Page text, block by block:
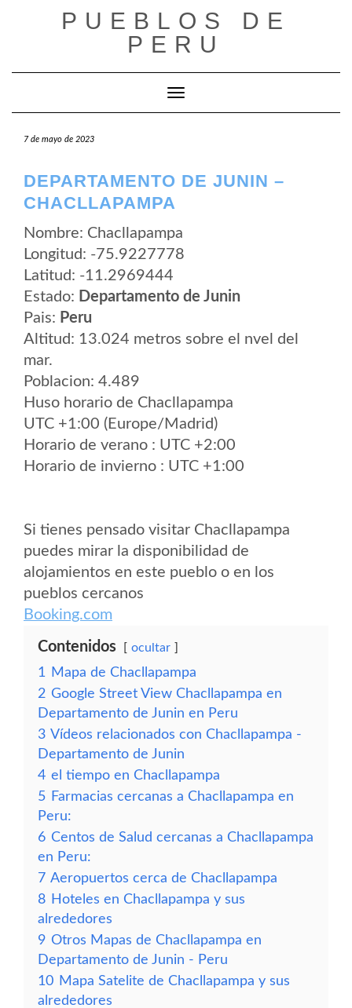
PUEBLOS DE
PERU
Cambiar modo de navegación
7 de mayo de 2023
DEPARTAMENTO DE JUNIN –
CHACLLAPAMPA
Nombre: Chacllapampa
Longitud: -75.9227778
Latitud: -11.2969444
Estado: Departamento de Junin
Pais: Peru
Altitud: 13.024 metros sobre el nvel del
mar.
Poblacion: 4.489
Huso horario de Chacllapampa
UTC +1:00 (Europe/Madrid)
Horario de verano : UTC +2:00
Horario de invierno : UTC +1:00
Si tienes pensado visitar Chacllapampa
puedes mirar la disponibilidad de
alojamientos en este pueblo o en los
pueblos cercanos
Booking.com
Contenidos ocultar
1
Mapa de Chacllapampa
2 Google Street View Chacllapampa en
Departamento de Junin en Peru
3 Vídeos relacionados con Chacllapampa -
Departamento de Junin
4 el tiempo en Chacllapampa
5 Farmacias cercanas a Chacllapampa en
Peru:
6 Centos de Salud cercanas a Chacllapampa
en Peru:
7 Aeropuertos cerca de Chacllapampa
8 Hoteles en Chacllapampa y sus
alrededores
9 Otros Mapas de Chacllapampa en
Departamento de Junin - Peru
10 Mapa Satelite de Chacllapampa y sus
alrededores